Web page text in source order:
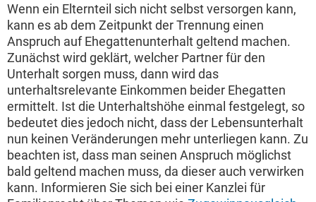
Wenn ein Elternteil sich nicht selbst versorgen kann,
kann es ab dem Zeitpunkt der Trennung einen
Anspruch auf Ehegattenunterhalt geltend machen.
Zunächst wird geklärt, welcher Partner für den
Unterhalt sorgen muss, dann wird das
unterhaltsrelevante Einkommen beider Ehegatten
ermittelt. Ist die Unterhaltshöhe einmal festgelegt, so
bedeutet dies jedoch nicht, dass der Lebensunterhalt
nun keinen Veränderungen mehr unterliegen kann. Zu
beachten ist, dass man seinen Anspruch möglichst
bald geltend machen muss, da dieser auch verwirken
kann. Informieren Sie sich bei einer Kanzlei für